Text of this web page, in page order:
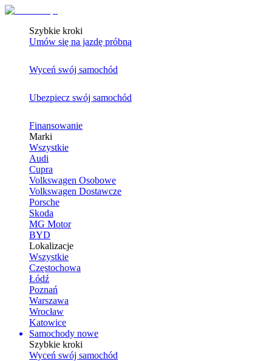
Szybkie kroki
Umów się na jazdę próbną
Wyceń swój samochód
Ubezpiecz swój samochód
Finansowanie
Marki
Wszystkie
Audi
Cupra
Volkswagen Osobowe
Volkswagen Dostawcze
Porsche
Skoda
MG Motor
BYD
Lokalizacje
Wszystkie
Częstochowa
Łódź
Poznań
Warszawa
Wrocław
Katowice
Samochody nowe
Szybkie kroki
Wyceń swój samochód